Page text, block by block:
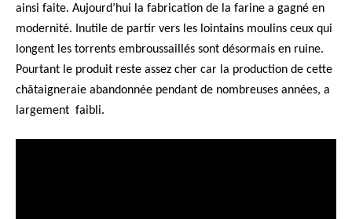
ainsi faite. Aujourd’hui la fabrication de la farine a gagné en
modernité. Inutile de partir vers les lointains moulins ceux qui
longent les torrents embroussaillés sont désormais en ruine.
Pourtant le produit reste assez cher car la production de cette
châtaigneraie abandonnée pendant de nombreuses années, a
largement faibli.